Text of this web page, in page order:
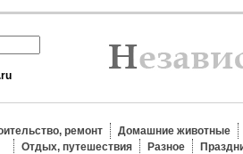
ремонт
Домашние животные
Отдых, путешествия
Разное